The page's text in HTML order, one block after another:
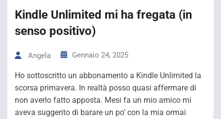
Kindle Unlimited mi ha fregata (in
senso positivo)
Angela Gennaio 24, 2025
Ho sottoscritto un abbonamento a Kindle Unlimited la
scorsa primavera. In realtà posso quasi affermare di
non averlo fatto apposta. Mesi fa un mio amico mi
aveva suggerito di barare un po’ con la mia ormai